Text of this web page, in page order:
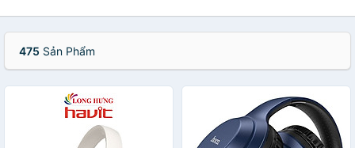
475 Sản Phẩm